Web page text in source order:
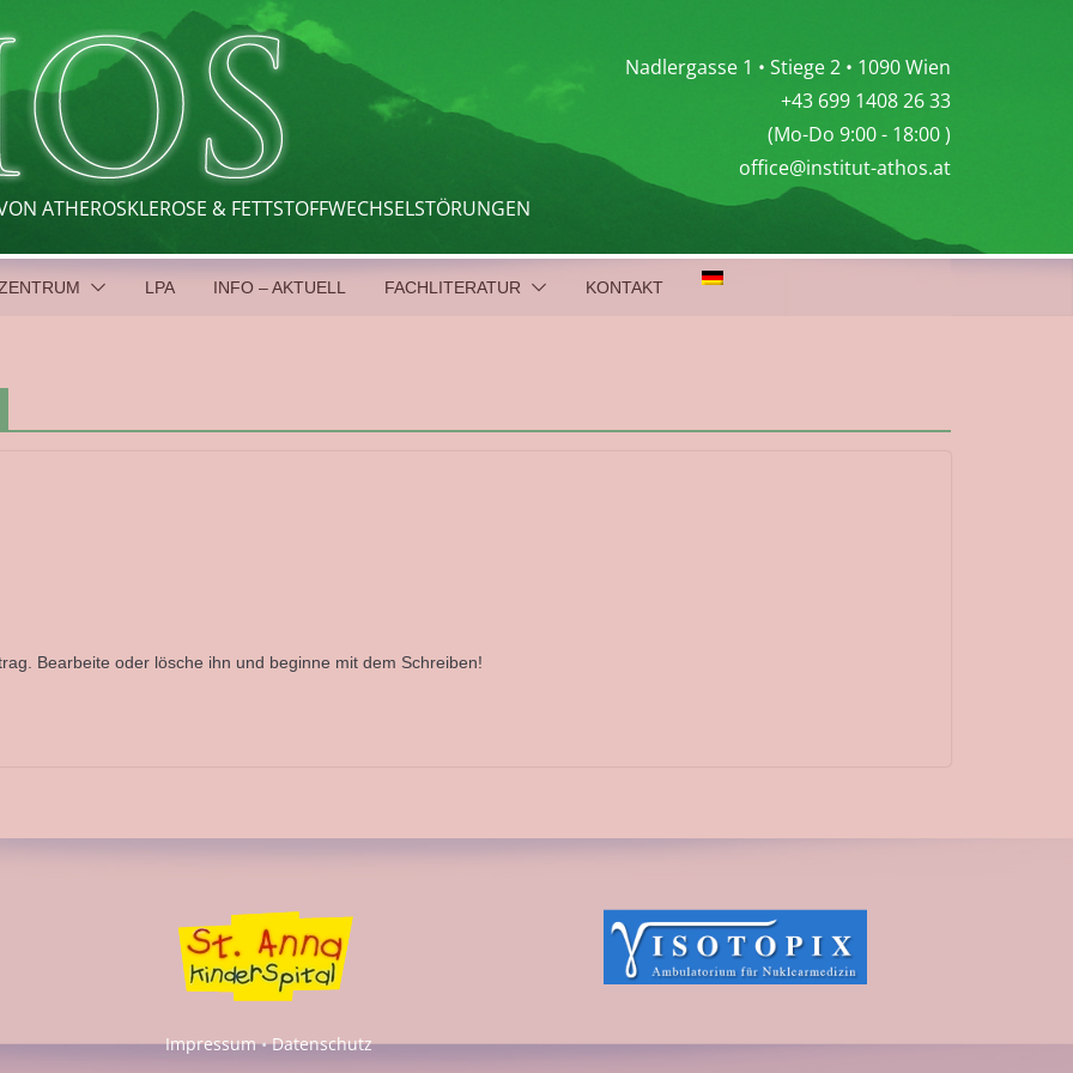
ATHEROSKLEROSE & FETTSTOFFWECHSELSTÖRUNGEN
Nadlergasse 1 • Stiege 2 • 1090 Wien
+43 699 1408 26 33
(Mo-Do 9:00 - 18:00 )
office@institut-athos.at
LPA INFO – AKTUELL FACHLITERATUR KONTAKT
Bearbeite oder lösche ihn und beginne mit dem Schreiben!
Impressum•Datenschutz